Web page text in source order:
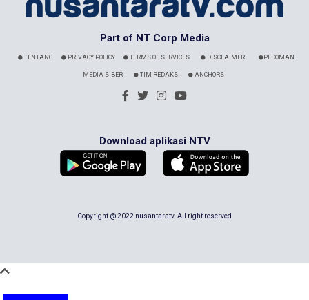
Part of NT Corp Media
TENTANG PRIVACY POLICY TERMS OF SERVICES DISCLAIMER PEDOMAN
MEDIA SIBER TIM REDAKSI ANCHORS
Download aplikasi NTV
Copyright @ 2022 nusantaratv. All right reserved